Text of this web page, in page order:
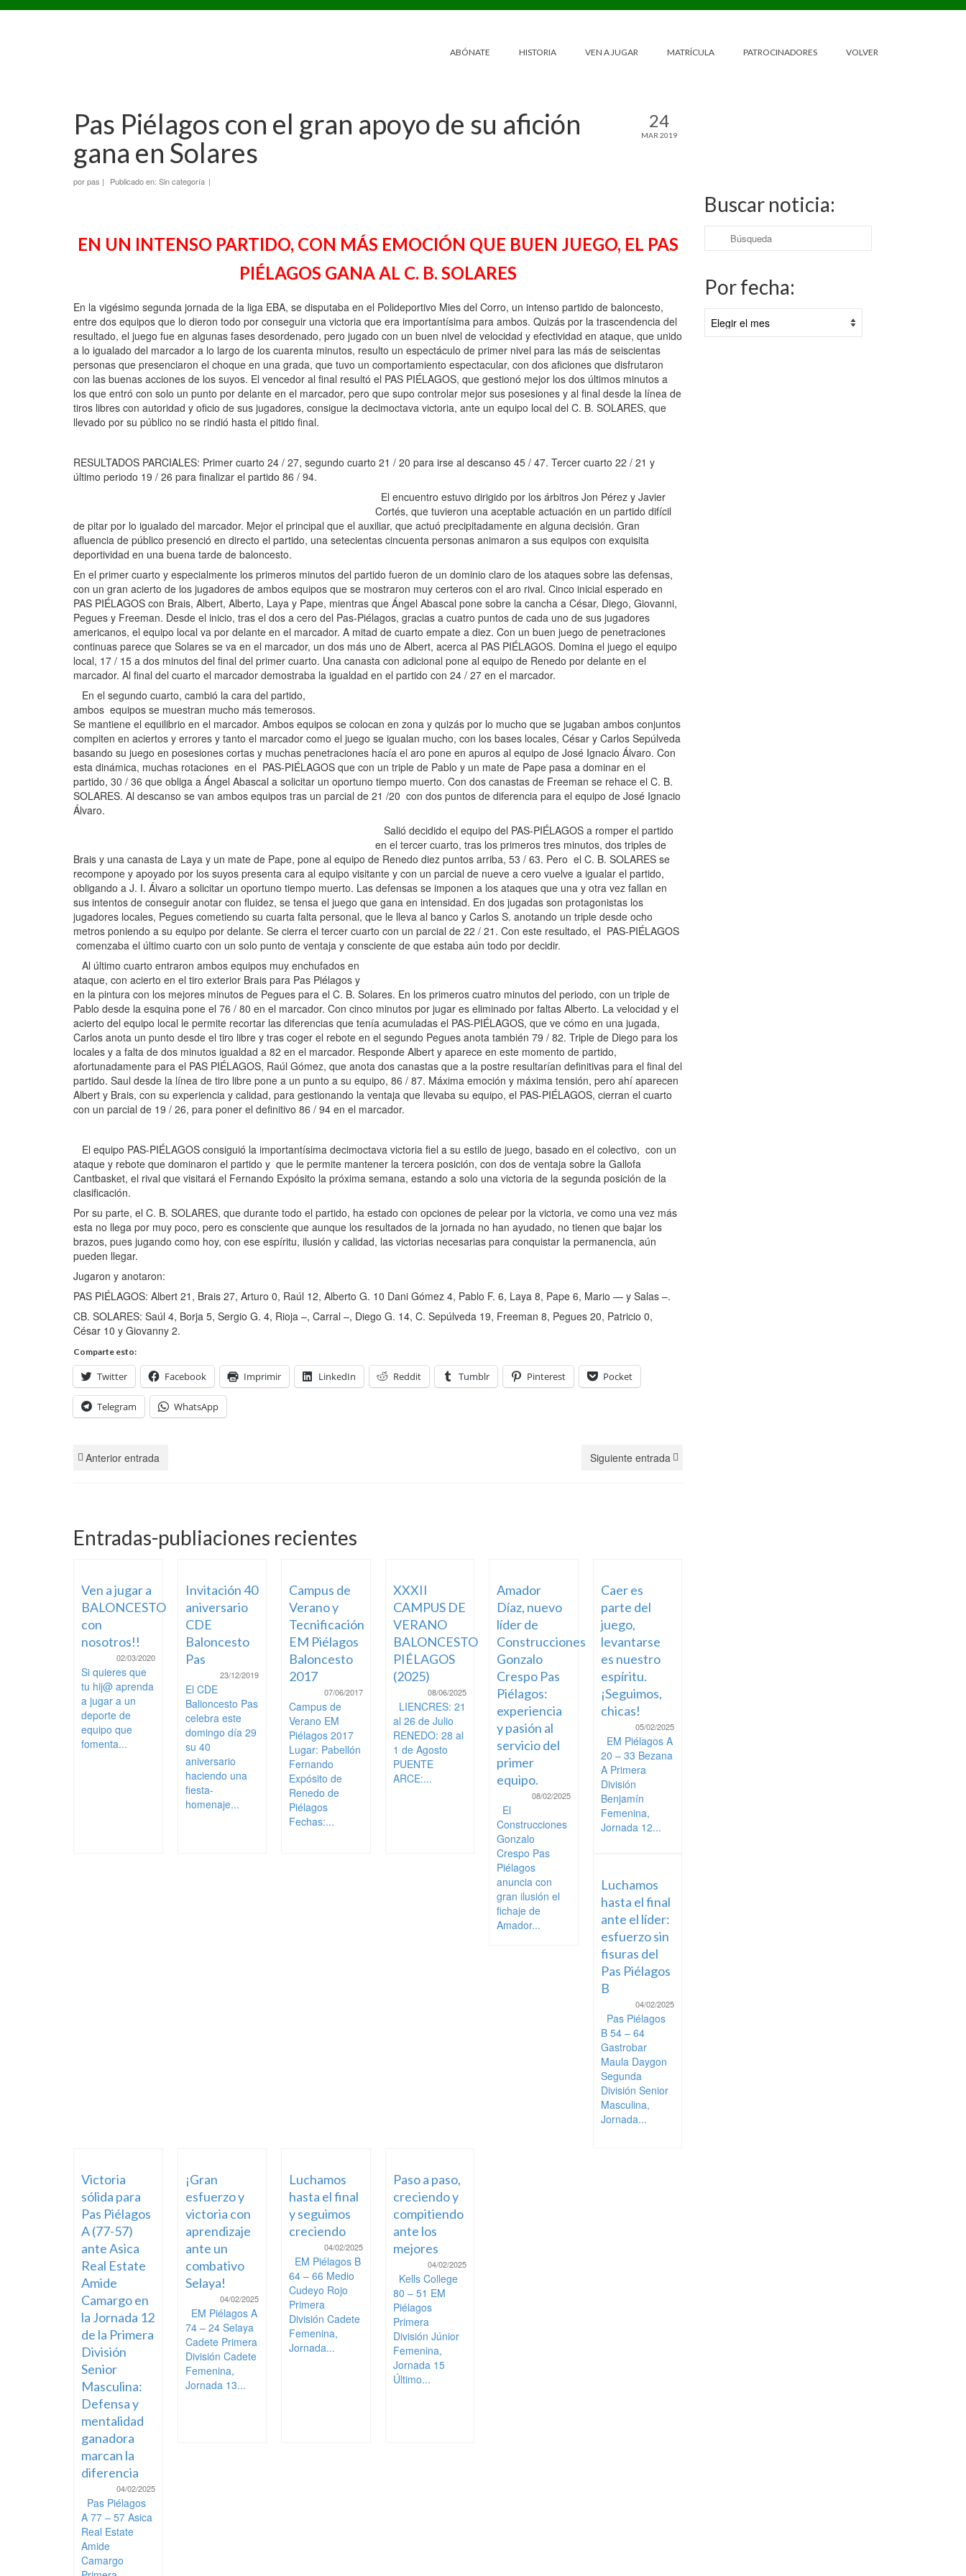
ABÓNATE HISTORIA VEN A JUGAR MATRÍCULA PATROCINADORES VOLVER
24
MAR 2019
Pas Piélagos con el gran apoyo de su afición
gana en Solares
porpas | Publicado en: Sin categoría |
EN UN INTENSO PARTIDO, CON MÁS EMOCIÓN QUE BUEN JUEGO, EL PAS
PIÉLAGOS GANA AL C. B. SOLARES
En la vigésimo segunda jornada de la liga EBA, se disputaba en el Polideportivo Mies del Corro, un intenso partido de baloncesto,
entre dos equipos que lo dieron todo por conseguir una victoria que era importantísima para ambos. Quizás por la trascendencia del
resultado, el juego fue en algunas fases desordenado, pero jugado con un buen nivel de velocidad y efectividad en ataque, que unido
a lo igualado del marcador a lo largo de los cuarenta minutos, resulto un espectáculo de primer nivel para las más de seiscientas
personas que presenciaron el choque en una grada, que tuvo un comportamiento espectacular, con dos aficiones que disfrutaron
con las buenas acciones de los suyos. El vencedor al final resultó el PAS PIÉLAGOS, que gestionó mejor los dos últimos minutos a
los que entró con solo un punto por delante en el marcador, pero que supo controlar mejor sus posesiones y al final desde la línea de
tiros libres con autoridad y oficio de sus jugadores, consigue la decimoctava victoria, ante un equipo local del C. B. SOLARES, que
llevado por su público no se rindió hasta el pitido final.
RESULTADOS PARCIALES: Primer cuarto 24 / 27, segundo cuarto 21 / 20 para irse al descanso 45 / 47. Tercer cuarto 22 / 21 y
último periodo 19 / 26 para finalizar el partido 86 / 94.
El encuentro estuvo dirigido por los árbitros Jon Pérez y Javier
Cortés, que tuvieron una aceptable actuación en un partido difícil
de pitar por lo igualado del marcador. Mejor el principal que el auxiliar, que actuó precipitadamente en alguna decisión. Gran
afluencia de público presenció en directo el partido, una setecientas cincuenta personas animaron a sus equipos con exquisita
deportividad en una buena tarde de baloncesto.
En el primer cuarto y especialmente los primeros minutos del partido fueron de un dominio claro de los ataques sobre las defensas,
con un gran acierto de los jugadores de ambos equipos que se mostraron muy certeros con el aro rival. Cinco inicial esperado en
PAS PIÉLAGOS con Brais, Albert, Alberto, Laya y Pape, mientras que Ángel Abascal pone sobre la cancha a César, Diego, Giovanni,
Pegues y Freeman. Desde el inicio, tras el dos a cero del Pas-Piélagos, gracias a cuatro puntos de cada uno de sus jugadores
americanos, el equipo local va por delante en el marcador. A mitad de cuarto empate a diez. Con un buen juego de penetraciones
continuas parece que Solares se va en el marcador, un dos más uno de Albert, acerca al PAS PIÉLAGOS. Domina el juego el equipo
local, 17 / 15 a dos minutos del final del primer cuarto. Una canasta con adicional pone al equipo de Renedo por delante en el
marcador. Al final del cuarto el marcador demostraba la igualdad en el partido con 24 / 27 en el marcador.
En el segundo cuarto, cambió la cara del partido,
ambos equipos se muestran mucho más temerosos.
Se mantiene el equilibrio en el marcador. Ambos equipos se colocan en zona y quizás por lo mucho que se jugaban ambos conjuntos
compiten en aciertos y errores y tanto el marcador como el juego se igualan mucho, con los bases locales, César y Carlos Sepúlveda
basando su juego en posesiones cortas y muchas penetraciones hacía el aro pone en apuros al equipo de José Ignacio Álvaro. Con
esta dinámica, muchas rotaciones en el PAS-PIÉLAGOS que con un triple de Pablo y un mate de Pape pasa a dominar en el
partido, 30 / 36 que obliga a Ángel Abascal a solicitar un oportuno tiempo muerto. Con dos canastas de Freeman se rehace el C. B.
SOLARES. Al descanso se van ambos equipos tras un parcial de 21 /20 con dos puntos de diferencia para el equipo de José Ignacio
Álvaro.
Salió decidido el equipo del PAS-PIÉLAGOS a romper el partido
en el tercer cuarto, tras los primeros tres minutos, dos triples de
Brais y una canasta de Laya y un mate de Pape, pone al equipo de Renedo diez puntos arriba, 53 / 63. Pero el C. B. SOLARES se
recompone y apoyado por los suyos presenta cara al equipo visitante y con un parcial de nueve a cero vuelve a igualar el partido,
obligando a J. I. Álvaro a solicitar un oportuno tiempo muerto. Las defensas se imponen a los ataques que una y otra vez fallan en
sus intentos de conseguir anotar con fluidez, se tensa el juego que gana en intensidad. En dos jugadas son protagonistas los
jugadores locales, Pegues cometiendo su cuarta falta personal, que le lleva al banco y Carlos S. anotando un triple desde ocho
metros poniendo a su equipo por delante. Se cierra el tercer cuarto con un parcial de 22 / 21. Con este resultado, el PAS-PIÉLAGOS
comenzaba el último cuarto con un solo punto de ventaja y consciente de que estaba aún todo por decidir.
Al último cuarto entraron ambos equipos muy enchufados en
ataque, con acierto en el tiro exterior Brais para Pas Piélagos y
en la pintura con los mejores minutos de Pegues para el C. B. Solares. En los primeros cuatro minutos del periodo, con un triple de
Pablo desde la esquina pone el 76 / 80 en el marcador. Con cinco minutos por jugar es eliminado por faltas Alberto. La velocidad y el
acierto del equipo local le permite recortar las diferencias que tenía acumuladas el PAS-PIÉLAGOS, que ve cómo en una jugada,
Carlos anota un punto desde el tiro libre y tras coger el rebote en el segundo Pegues anota también 79 / 82. Triple de Diego para los
locales y a falta de dos minutos igualdad a 82 en el marcador. Responde Albert y aparece en este momento de partido,
afortunadamente para el PAS PIÉLAGOS, Raúl Gómez, que anota dos canastas que a la postre resultarían definitivas para el final del
partido. Saul desde la línea de tiro libre pone a un punto a su equipo, 86 / 87. Máxima emoción y máxima tensión, pero ahí aparecen
Albert y Brais, con su experiencia y calidad, para gestionando la ventaja que llevaba su equipo, el PAS-PIÉLAGOS, cierran el cuarto
con un parcial de 19 / 26, para poner el definitivo 86 / 94 en el marcador.
El equipo PAS-PIÉLAGOS consiguió la importantísima decimoctava victoria fiel a su estilo de juego, basado en el colectivo, con un
ataque y rebote que dominaron el partido y que le permite mantener la tercera posición, con dos de ventaja sobre la Gallofa
Cantbasket, el rival que visitará el Fernando Expósito la próxima semana, estando a solo una victoria de la segunda posición de la
clasificación.
Por su parte, el C. B. SOLARES, que durante todo el partido, ha estado con opciones de pelear por la victoria, ve como una vez más
esta no llega por muy poco, pero es consciente que aunque los resultados de la jornada no han ayudado, no tienen que bajar los
brazos, pues jugando como hoy, con ese espíritu, ilusión y calidad, las victorias necesarias para conquistar la permanencia, aún
pueden llegar.
Jugaron y anotaron:
PAS PIÉLAGOS: Albert 21, Brais 27, Arturo 0, Raúl 12, Alberto G. 10 Dani Gómez 4, Pablo F. 6, Laya 8, Pape 6, Mario — y Salas –.
CB. SOLARES: Saúl 4, Borja 5, Sergio G. 4, Rioja –, Carral –, Diego G. 14, C. Sepúlveda 19, Freeman 8, Pegues 20, Patricio 0,
César 10 y Giovanny 2.
Comparte esto:
Twitter Facebook Imprimir LinkedIn Reddit Tumblr Pinterest Pocket
Telegram WhatsApp
Anterior entrada Siguiente entrada
Entradas-publiaciones recientes
Ven a jugar a
BALONCESTO
con
nosotros!!
02/03/2020
Si quieres que
tu hij@ aprenda
a jugar a un
deporte de
equipo que
fomenta...
Invitación 40
aniversario
CDE
Baloncesto
Pas
23/12/2019
El CDE
Balioncesto Pas
celebra este
domingo día 29
su 40
aniversario
haciendo una
fiesta-
homenaje...
Campus de
Verano y
Tecnificación
EM Piélagos
Baloncesto
2017
07/06/2017
Campus de
Verano EM
Piélagos 2017
Lugar: Pabellón
Fernando
Expósito de
Renedo de
Piélagos
Fechas:...
XXXII
CAMPUS DE
VERANO
BALONCESTO
PIÉLAGOS
(2025)
08/06/2025
LIENCRES: 21
al 26 de Julio
RENEDO: 28 al
1 de Agosto
PUENTE
ARCE:...
Amador
Díaz, nuevo
líder de
Construcciones
Gonzalo
Crespo Pas
Piélagos:
experiencia
y pasión al
servicio del
primer
equipo.
08/02/2025
El
Construcciones
Gonzalo
Crespo Pas
Piélagos
anuncia con
gran ilusión el
fichaje de
Amador...
Caer es
parte del
juego,
levantarse
es nuestro
espíritu.
¡Seguimos,
chicas!
05/02/2025
EM Piélagos A
20 – 33 Bezana
A Primera
División
Benjamín
Femenina,
Jornada 12...
Luchamos
hasta el final
ante el líder:
esfuerzo sin
fisuras del
Pas Piélagos
B
04/02/2025
Pas Piélagos
B 54 – 64
Gastrobar
Maula Daygon
Segunda
División Senior
Masculina,
Jornada...
Victoria
sólida para
Pas Piélagos
A (77-57)
ante Asica
Real Estate
Amide
Camargo en
la Jornada 12
de la Primera
División
Senior
Masculina:
Defensa y
mentalidad
ganadora
marcan la
diferencia
04/02/2025
Pas Piélagos
A 77 – 57 Asica
Real Estate
Amide
Camargo
¡Gran
esfuerzo y
victoria con
aprendizaje
ante un
combativo
Selaya!
04/02/2025
EM Piélagos A
74 – 24 Selaya
Cadete Primera
División Cadete
Femenina,
Jornada 13...
Luchamos
hasta el final
y seguimos
creciendo
04/02/2025
EM Piélagos B
64 – 66 Medio
Cudeyo Rojo
Primera
División Cadete
Femenina,
Jornada...
Paso a paso,
creciendo y
compitiendo
ante los
mejores
04/02/2025
Kells College
80 – 51 EM
Piélagos
Primera
División Júnior
Femenina,
Jornada 15
Último...
Buscar noticia:
Buscar
por:
Por fecha:
fecha: